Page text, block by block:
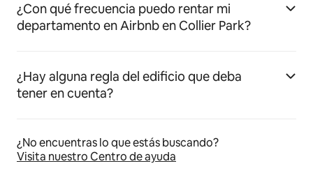
¿Con qué frecuencia puedo rentar mi
departamento en Airbnb en Collier Park?
¿Hay alguna regla del edificio que deba
tener en cuenta?
¿No encuentras lo que estás buscando?
Visita nuestro Centro de ayuda